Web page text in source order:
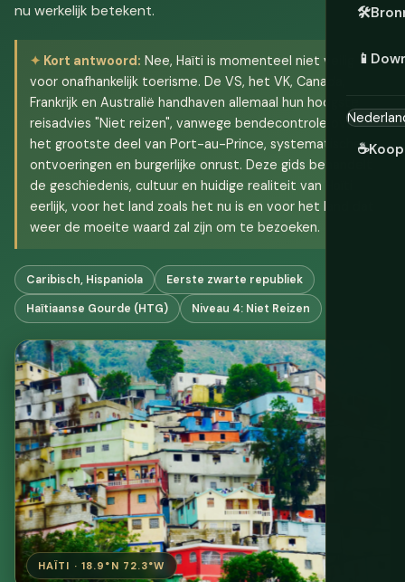
🛠️
📱
☕
nu werkelijk betekent.
Kort antwoord: Nee, Haïti is momenteel niet veilig
voor onafhankelijk toerisme. De VS, het VK, Canada,
Frankrijk en Australië handhaven allemaal hun hoogste
reisadvies "Niet reizen", vanwege bendecontrole over
het grootste deel van Port-au-Prince, systematische
ontvoeringen en burgerlijke onrust. Deze gids behandelt
de geschiedenis, cultuur en huidige realiteit van Haïti
eerlijk, voor het land zoals het nu is en voor het land dat
weer de moeite waard zal zijn om te bezoeken.
Caribisch, Hispaniola
Eerste zwarte republiek
Haïtiaanse Gourde (HTG)
Niveau 4: Niet Reizen
HAÏTI · 18.9°N 72.3°W